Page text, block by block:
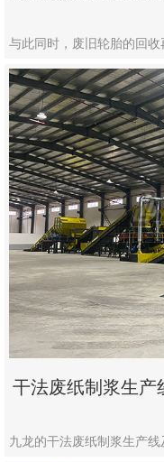
设
有
限
公
司
豫
ICP
备
19020390
号-1
与此同时，废旧轮胎的回
干法废纸制浆生产
九龙的干法废纸制浆生产